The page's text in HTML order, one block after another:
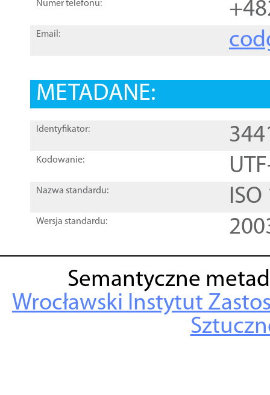
Numer telefonu:
Email:
METADANE:
Identyfikator:
Kodowanie:
Nazwa standardu:
Wersja standardu:
Semantyczne
Wrocławski Instytut